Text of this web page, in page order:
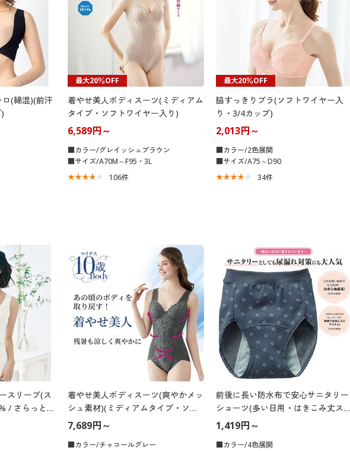
(綿混)(前汗
最大20％OFF
着やせ美人ボディスーツ(ミディアム
タイプ・ソフトワイヤー入り)
6,589円～
■カラー/グレイッシュブラウン
■サイズ/A70M～F95・3L
106件
最大20％OFF
脇すっきりブラ(ソフトワイヤー入
り・3/4カップ)
2,013円～
■カラー/2色展開
■サイズ/A75～D90
34件
スリーブ(ス
/ さらっと気
着やせ美人ボディスーツ(爽やかメッ
シュ素材)(ミディアムタイプ・ソフ
トワイヤー入り)
7,689円～
■カラー/チャコールグレー
前後に長い防水布で安心サニタリー
ショーツ(多い日用・はきこみ丈スタ
ンダード)
1,419円～
■カラー/4色展開